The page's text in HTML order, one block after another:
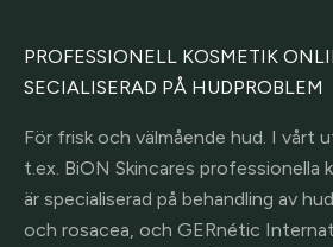
PROFESSIONELL KOSMETIK
SECIALISERAD PÅ HUDPROBLEM
För frisk och välmående hud. I vårt
t.ex. BiON Skincares professionella
är specialiserad på behandling av
och rosacea, och GERnétic